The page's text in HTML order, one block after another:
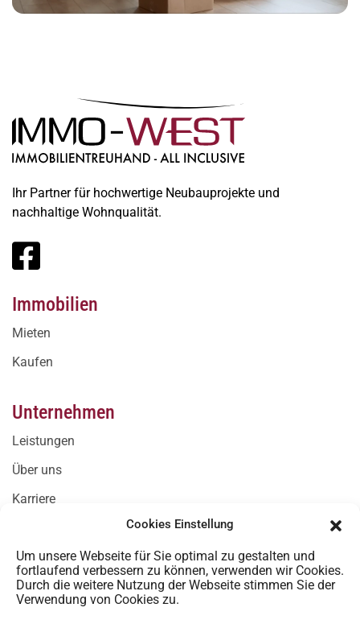
Cookies Einstellung
Um unsere Webseite für Sie optimal zu gestalten und
fortlaufend verbessern zu können, verwenden wir Cookies.
Durch die weitere Nutzung der Webseite stimmen Sie der
Verwendung von Cookies zu.
Ihr Partner für hochwertige Neubauprojekte und
nachhaltige Wohnqualität.
Immobilien
Mieten
Kaufen
Unternehmen
Leistungen
Über uns
Karriere
Kontakt
office@immo-west.com